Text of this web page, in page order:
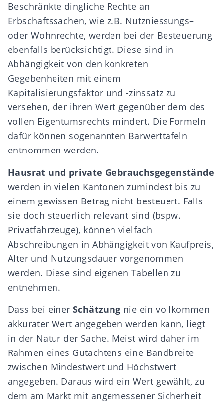
Beschränkte dingliche Rechte an
Erbschaftssachen, wie z.B. Nutzniessungs–
oder Wohnrechte, werden bei der Besteuerung
ebenfalls berücksichtigt. Diese sind in
Abhängigkeit von den konkreten
Gegebenheiten mit einem
Kapitalisierungsfaktor und -zinssatz zu
versehen, der ihren Wert gegenüber dem des
vollen Eigentumsrechts mindert. Die Formeln
dafür können sogenannten Barwerttafeln
entnommen werden.
Hausrat und private Gebrauchsgegenstände
werden in vielen Kantonen zumindest bis zu
einem gewissen Betrag nicht besteuert. Falls
sie doch steuerlich relevant sind (bspw.
Privatfahrzeuge), können vielfach
Abschreibungen in Abhängigkeit von Kaufpreis,
Alter und Nutzungsdauer vorgenommen
werden. Diese sind eigenen Tabellen zu
entnehmen.
Dass bei einer Schätzung nie ein vollkommen
akkurater Wert angegeben werden kann, liegt
in der Natur der Sache. Meist wird daher im
Rahmen eines Gutachtens eine Bandbreite
zwischen Mindestwert und Höchstwert
angegeben. Daraus wird ein Wert gewählt, zu
dem am Markt mit angemessener Sicherheit